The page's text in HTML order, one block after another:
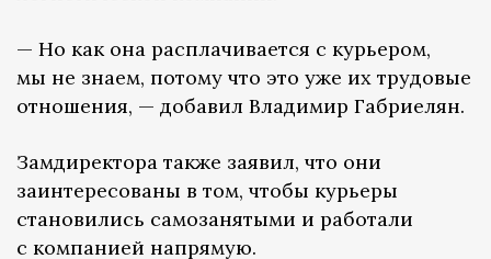
— Но как она расплачивается с курьером,
мы не знаем, потому что это уже их трудовые
отношения, — добавил Владимир Габриелян.
Замдиректора также заявил, что они
заинтересованы в том, чтобы курьеры
становились самозанятыми и работали
с компанией напрямую.